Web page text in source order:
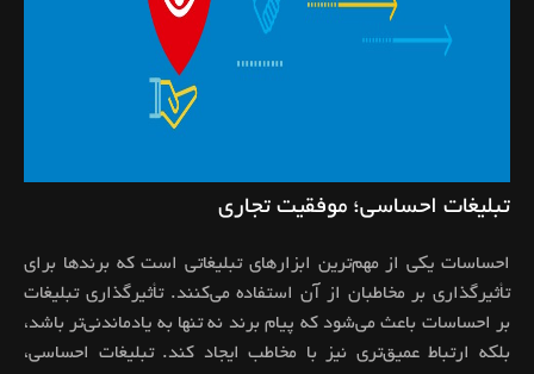
تبلیغات احساسی؛ موفقیت تجاری
احساسات یکی از مهم‌ترین ابزارهای تبلیغاتی است که برندها برای
تأثیرگذاری بر مخاطبان از آن استفاده می‌کنند. تأثیرگذاری تبلیغات
بر احساسات باعث می‌شود که پیام برند نه تنها به یادماندنی‌تر باشد،
بلکه ارتباط عمیق‌تری نیز با مخاطب ایجاد کند. تبلیغات احساسی،